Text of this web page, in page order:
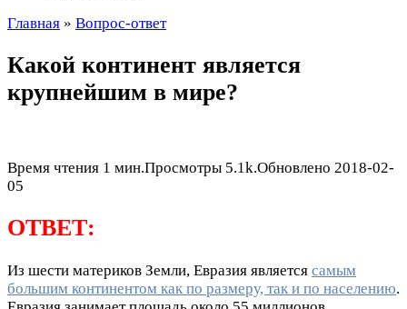
Главная » Вопрос-ответ
Какой континент является
крупнейшим в мире?
Время чтения 1 мин.Просмотры 5.1k.Обновлено 2018-02-
05
ОТВЕТ:
Из шести материков Земли, Евразия является самым
большим континентом как по размеру, так и по населению.